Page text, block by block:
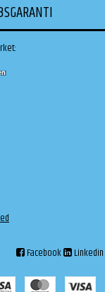
Facebook Linkedin